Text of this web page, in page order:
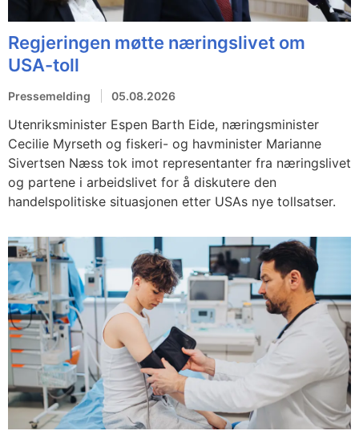
Regjeringen møtte næringslivet om
USA-toll
Pressemelding 05.08.2026
Utenriksminister Espen Barth Eide, næringsminister
Cecilie Myrseth og fiskeri- og havminister Marianne
Sivertsen Næss tok imot representanter fra næringslivet
og partene i arbeidslivet for å diskutere den
handelspolitiske situasjonen etter USAs nye tollsatser.